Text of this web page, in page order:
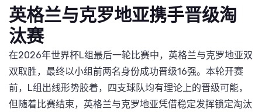
英格兰与克罗地亚携手晋级淘
汰赛
在2026年世界杯L组最后一轮比赛中，英格兰与克罗地亚双
双取胜，最终以小组前两名身份成功晋级16强。本轮开赛
前，L组出线形势胶着，四支球队均有理论上的晋级可能，
但随着比赛结束，英格兰与克罗地亚凭借稳定发挥锁定淘汰